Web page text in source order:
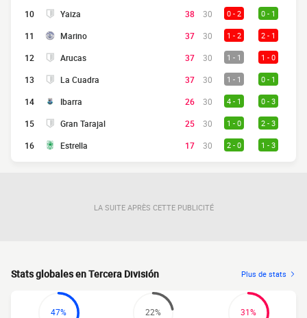
10 Yaiza 38 30 0 - 2 0 - 1
11 Marino 37 30 1 - 2 2 - 1
12 Arucas 37 30 1 - 1 1 - 0
13 La Cuadra 37 30 1 - 1 0 - 1
14 Ibarra 26 30 4 - 1 0 - 3
15 Gran Tarajal 25 30 1 - 0 2 - 3
16 Estrella 17 30 2 - 0 1 - 3
LA SUITE APRÈS CETTE PUBLICITÉ
Stats globales en Tercera División Plus de stats
47% 22% 31%